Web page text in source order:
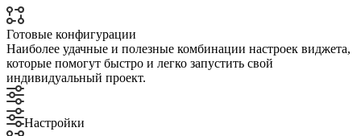
Готовые конфигурации
Наиболее удачные и полезные комбинации настроек виджета,
которые помогут быстро и легко запустить свой
индивидуальный проект.
Настройки